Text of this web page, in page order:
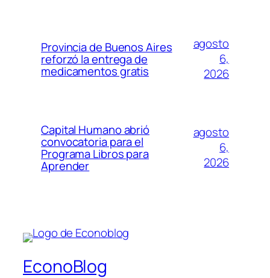
Provincia de Buenos Aires
reforzó la entrega de
medicamentos gratis
agosto
6,
2026
Capital Humano abrió
convocatoria para el
Programa Libros para
Aprender
agosto
6,
2026
EconoBlog